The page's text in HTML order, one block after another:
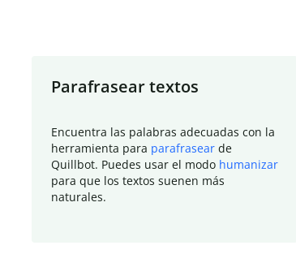
Parafrasear textos
Encuentra las palabras adecuadas con la
herramienta para parafrasear de
Quillbot. Puedes usar el modo humanizar
para que los textos suenen más
naturales.